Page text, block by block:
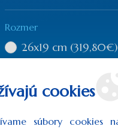
Rozmer
26x19 cm (319,80€)
Množstvo
cookies
súbory cookies